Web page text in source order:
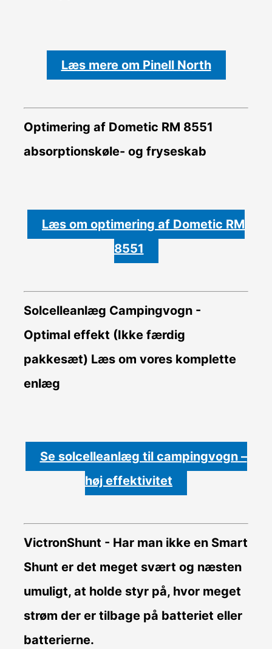
Læs mere om Pinell North
Optimering af Dometic RM 8551
absorptionskøle- og fryseskab
Læs om optimering af Dometic RM
8551
Solcelleanlæg Campingvogn -
Optimal effekt (Ikke færdig
pakkesæt) Læs om vores komplette
enlæg
Se solcelleanlæg til campingvogn –
høj effektivitet
VictronShunt - Har man ikke en Smart
Shunt er det meget svært og næsten
umuligt, at holde styr på, hvor meget
strøm der er tilbage på batteriet eller
batterierne.